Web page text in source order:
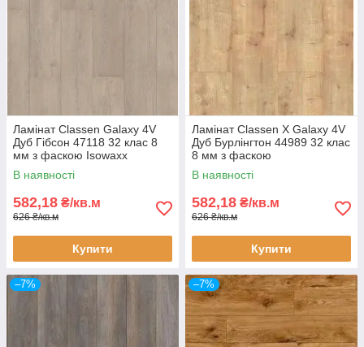
Ламінат Classen Galaxy 4V
Дуб Гібсон 47118 32 клас 8
мм з фаскою Isowaxx
В наявності
582,18 ₴/кв.м
626 ₴/кв.м
Купити
Ламінат Classen X Galaxy 4V
Дуб Бурлінгтон 44989 32 клас
8 мм з фаскою
В наявності
582,18 ₴/кв.м
626 ₴/кв.м
Купити
–7% –7%